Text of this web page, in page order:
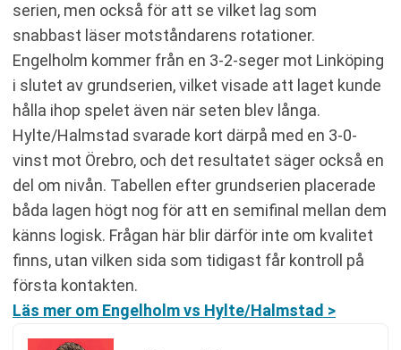
serien, men också för att se vilket lag som
snabbast läser motståndarens rotationer.
Engelholm kommer från en 3-2-seger mot Linköping
i slutet av grundserien, vilket visade att laget kunde
hålla ihop spelet även när seten blev långa.
Hylte/Halmstad svarade kort därpå med en 3-0-
vinst mot Örebro, och det resultatet säger också en
del om nivån. Tabellen efter grundserien placerade
båda lagen högt nog för att en semifinal mellan dem
känns logisk. Frågan här blir därför inte om kvalitet
finns, utan vilken sida som tidigast får kontroll på
första kontakten.
Läs mer om Engelholm vs Hylte/Halmstad >